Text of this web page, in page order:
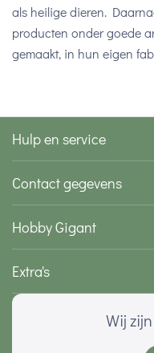
als heilige dieren.
producten onder goede
gemaakt, in hun eigen
Hulp en service
Contact gegevens
Hobby Gigant
Extra's
Wij